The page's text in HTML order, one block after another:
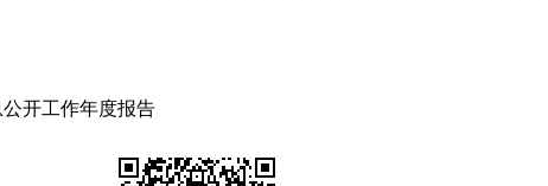
开工作年度报告